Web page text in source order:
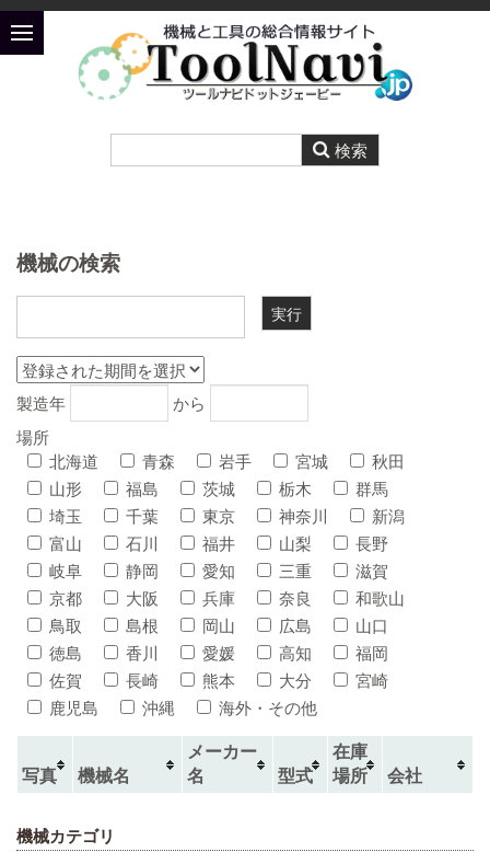
機械の検索
製造年
から
場所
北海道
青森 岩手 宮城
秋田
山形
福島 茨城 栃木
群馬
埼玉
千葉 東京 神奈川
新潟
富山
石川 福井 山梨
長野
岐阜
静岡 愛知 三重
滋賀
京都
大阪 兵庫 奈良
和歌山
鳥取
島根 岡山 広島
山口
徳島
香川 愛媛 高知
福岡
佐賀
長崎 熊本 大分
宮崎
鹿児島
沖縄 海外・その他
写真 機械名
メーカー
名
型式
在庫
場所
会社
機械カテゴリ